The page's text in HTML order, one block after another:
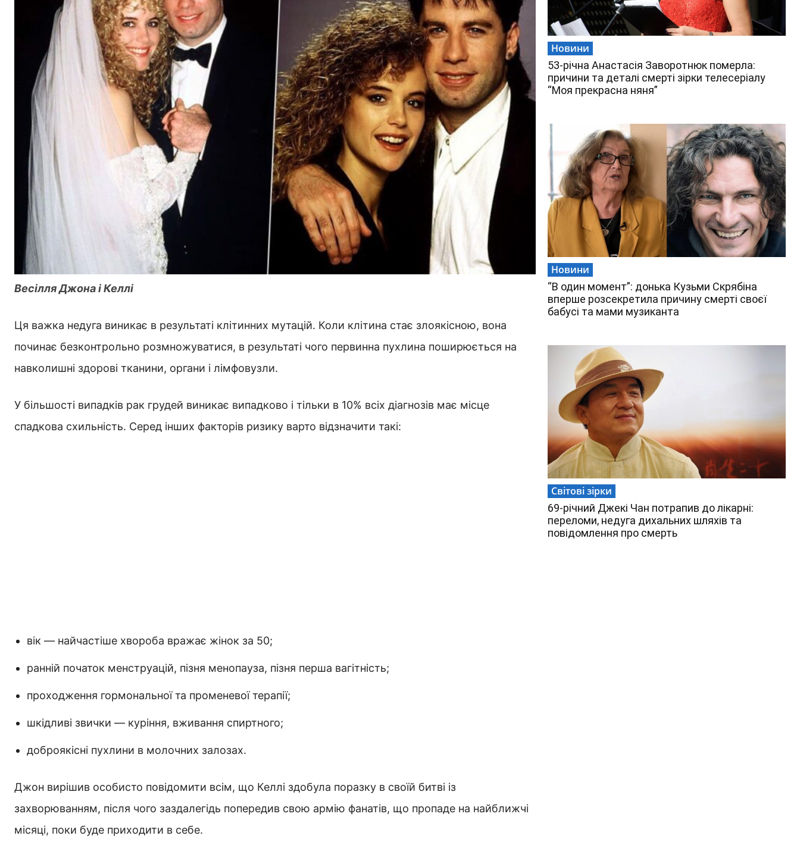
Весілля Джона і Келлі
Ця важка недуга виникає в результаті клітинних мутацій. Коли клітина стає злоякісною, вона
починає безконтрольно розмножуватися, в результаті чого первинна пухлина поширюється на
навколишні здорові тканини, органи і лімфовузли.
У більшості випадків рак грудей виникає випадково і тільки в 10% всіх діагнозів має місце
спадкова схильність. Серед інших факторів ризику варто відзначити такі:
вік — найчастіше хвороба вражає жінок за 50;
ранній початок менструацій, пізня менопауза, пізня перша вагітність;
проходження гормональної та променевої терапії;
шкідливі звички — куріння, вживання спиртного;
доброякісні пухлини в молочних залозах.
Джон вирішив особисто повідомити всім, що Келлі здобула поразку в своїй битві із
захворюванням, після чого заздалегідь попередив свою армію фанатів, що пропаде на найближчі
місяці, поки буде приходити в себе.
Новини
53-річна Анастасія Заворотнюк померла:
причини та деталі смерті зірки телесеріалу
“Моя прекрасна няня”
Новини
“В один момент”: донька Кузьми Скрябіна
вперше розсекретила причину смерті своєї
бабусі та мами музиканта
Світові зірки
69-річний Джекі Чан потрапив до лікарні:
переломи, недуга дихальних шляхів та
повідомлення про смерть